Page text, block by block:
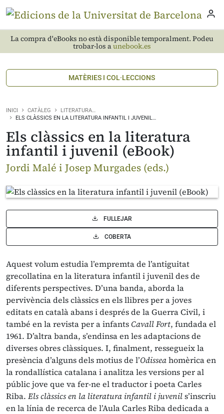
La compra d'eBooks no està disponible temporalment. Podeu
trobar-los aunebook.es
MATÈRIES I COL·LECCIONS
INICI CATÀLEG
LITERATURA…
ELS CLÀSSICS EN LA LITERATURA INFANTIL I JUVENIL…
Els clàssics en la literatura
infantil i juvenil (eBook)
Jordi Malé i Josep Murgades (eds.)
FULLEJAR
COBERTA
Aquest volum estudia l’empremta de l’antiguitat
grecollatina en la literatura infantil i juvenil des de
diferents perspectives. D’una banda, aborda la
pervivència dels clàssics en els llibres per a joves
editats en català abans i després de la Guerra Civil, i
també en la revista per a infantsCavall Fort, fundada el
1961. D’altra banda, s’endinsa en les adaptacions de
diverses obres clàssiques. I, finalment, ressegueix la
presència d’alguns dels motius de l’Odisseahomèrica en
la rondallística catalana i analitza les versions per al
públic jove que va fer-ne el traductor i poeta Carles
Riba. Els clàssics en la literatura infantil i juvenils’inscriu
en la línia de recerca de l’Aula Carles Riba dedicada a